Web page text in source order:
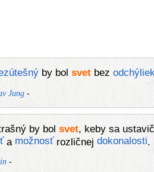
by bol svetbez
Jung-
by bol svet, keby sa
a možnosťrozličnej dokonalosti
-